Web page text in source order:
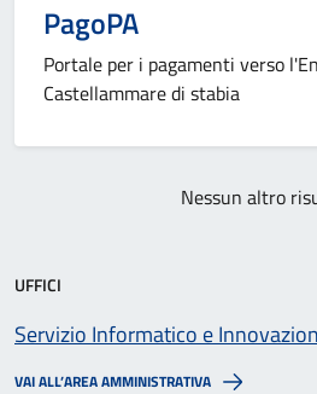
PagoPA
Portale per i pagamenti verso
Castellammare di stabia
Nessun altro
UFFICI
Servizio Informatico e
VAI ALL’AREA AMMINISTRATIVA